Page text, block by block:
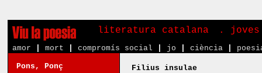
literatura catalana .
amor mort compromís social jo ciència
Pons, Ponç
Filius insulae